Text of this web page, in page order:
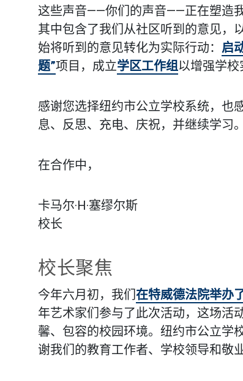
这些声音——你们的声音——正在塑造
其中包含了我们从社区听到的意见，
始将听到的意见转化为实际行动： 启
题”项目，成立学区工作组以增强学校
感谢您选择纽约市公立学校系统，也
息、反思、充电、庆祝，并继续学习
在合作中，
卡马尔·H·塞缪尔斯
校长
校长聚焦
今年六月初，我们在特威德法院举办
年艺术家们参与了此次活动，这场活
馨、包容的校园环境。纽约市公立学
谢我们的教育工作者、学校领导和敬